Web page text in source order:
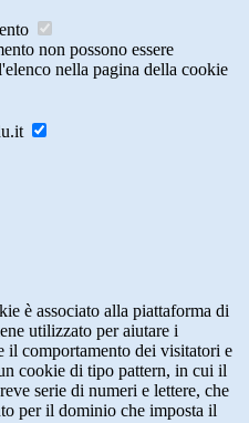
non possono essere
nella pagina della cookie
è associato alla piattaforma di
utilizzato per aiutare i
il comportamento dei visitatori e
cookie di tipo pattern, in cui il
serie di numeri e lettere, che
per il dominio che imposta il